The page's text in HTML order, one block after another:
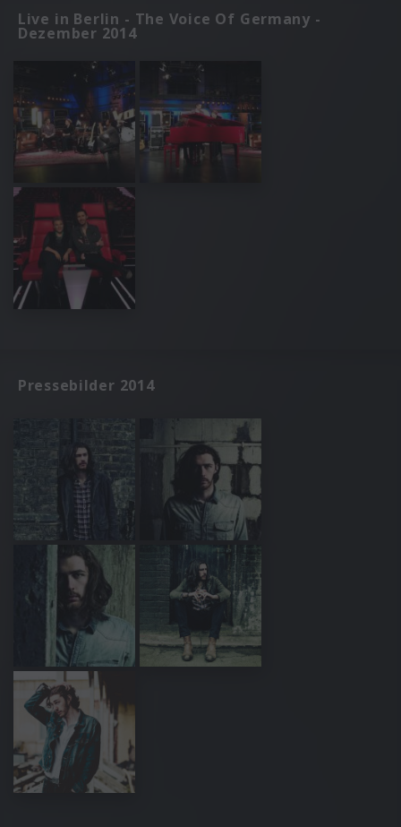
Live in Berlin - The Voice Of Germany -
Dezember 2014
Pressebilder 2014